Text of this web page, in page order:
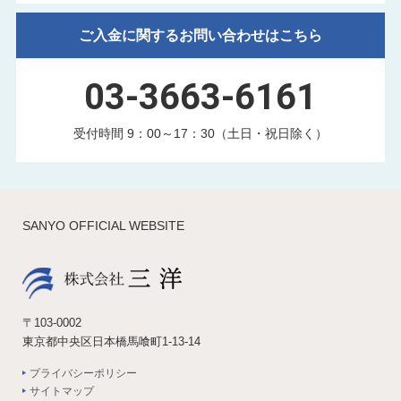
ご入金に関するお問い合わせはこちら
03-3663-6161
受付時間 9：00～17：30（土日・祝日除く）
SANYO OFFICIAL WEBSITE
〒103-0002
東京都中央区日本橋馬喰町1-13-14
プライバシーポリシー
サイトマップ